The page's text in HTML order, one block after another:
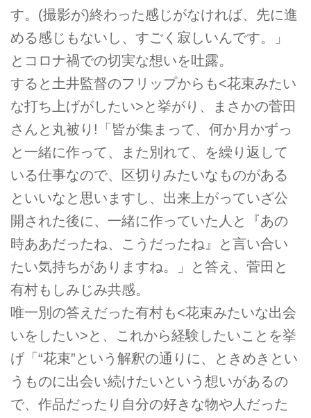
す。(撮影が)終わった感じがなければ、先に進
める感じもないし、すごく寂しいんです。」
とコロナ禍での切実な想いを吐露。
すると土井監督のフリップからも<花束みたい
な打ち上げがしたい>と挙がり、まさかの菅田
さんと丸被り!「皆が集まって、何か月かずっ
と一緒に作って、また別れて、を繰り返して
いる仕事なので、区切りみたいなものがある
といいなと思いますし、出来上がっていざ公
開された後に、一緒に作っていた人と『あの
時ああだったね、こうだったね』と言い合い
たい気持ちがありますね。」と答え、菅田と
有村もしみじみ共感。
唯一別の答えだった有村も<花束みたいな出会
いをしたい>と、これから経験したいことを挙
げ「“花束”という解釈の通りに、ときめきとい
うものに出会い続けたいという想いがあるの
で、作品だったり自分の好きな物や人だった